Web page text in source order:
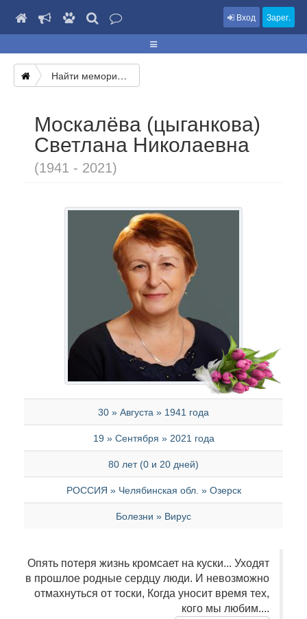
Вход Зарег.
Найти мемориал
Москалёва (цыганкова)
Светлана Николаевна
(1941 - 2021)
30 » Августа » 1941 года
19 » Сентября » 2021 года
80 лет (0 и 20 дней)
РОССИЯ » Челябинская обл. » Озерск
Болезни » Вирус
Опять потеря жизнь кромсает на куски... Уходят
в прошлое родные сердцу люди. И невозможно
отмахнуться от тоски, Когда уносит время тех,
кого мы любим....